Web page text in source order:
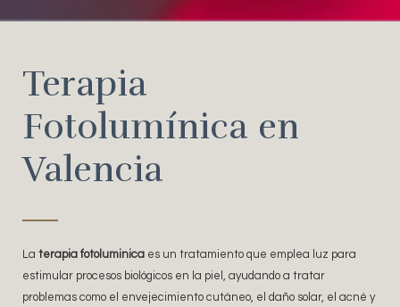
Terapia
Fotolumínica en
Valencia
La terapia fotoluminica es un tratamiento que emplea luz para
estimular procesos biológicos en la piel, ayudando a tratar
problemas como el envejecimiento cutáneo, el daño solar, el acné y